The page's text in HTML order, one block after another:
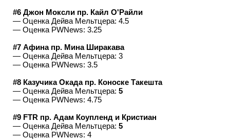
#6 Джон Моксли пр. Кайл О'Райли
— Оценка Дейва Мельтцера: 4.5
— Оценка PWNews: 3.25
#7 Афина пр. Мина Ширакава
— Оценка Дейва Мельтцера: 3
— Оценка PWNews: 3.5
#8 Казучика Окада пр. Коноске Такешта
— Оценка Дейва Мельтцера: 5
— Оценка PWNews: 4.75
#9 FTR пр. Адам Коупленд и Кристиан
— Оценка Дейва Мельтцера: 5
— Оценка PWNews: 4